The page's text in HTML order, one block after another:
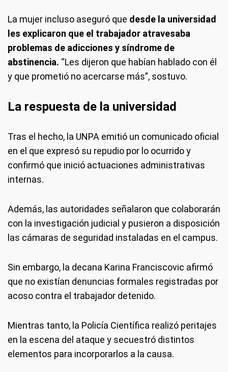
La mujer incluso aseguró que desde la universidad
les explicaron que el trabajador atravesaba
problemas de adicciones y síndrome de
abstinencia. “Les dijeron que habían hablado con él
y que prometió no acercarse más”, sostuvo.
La respuesta de la universidad
Tras el hecho, la UNPA emitió un comunicado oficial
en el que expresó su repudio por lo ocurrido y
confirmó que inició actuaciones administrativas
internas.
Además, las autoridades señalaron que colaborarán
con la investigación judicial y pusieron a disposición
las cámaras de seguridad instaladas en el campus.
Sin embargo, la decana Karina Franciscovic afirmó
que no existían denuncias formales registradas por
acoso contra el trabajador detenido.
Mientras tanto, la Policía Científica realizó peritajes
en la escena del ataque y secuestró distintos
elementos para incorporarlos a la causa.